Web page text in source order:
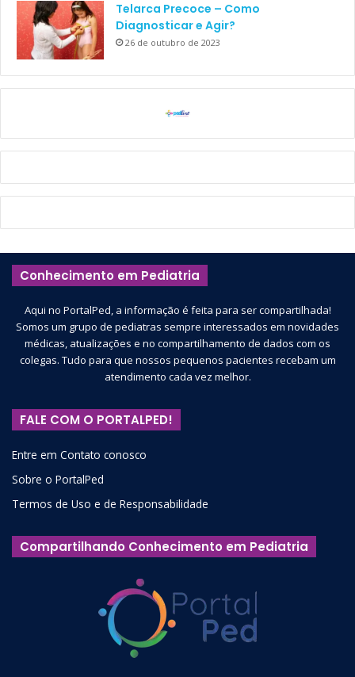
Telarca Precoce – Como
Diagnosticar e Agir?
26 de outubro de 2023
Conhecimento em Pediatria
Aqui no PortalPed, a informação é feita para ser compartilhada!
Somos um grupo de pediatras sempre interessados em novidades
médicas, atualizações e no compartilhamento de dados com os
colegas. Tudo para que nossos pequenos pacientes recebam um
atendimento cada vez melhor.
FALE COM O PORTALPED!
Entre em Contato conosco
Sobre o PortalPed
Termos de Uso e de Responsabilidade
Compartilhando Conhecimento em Pediatria